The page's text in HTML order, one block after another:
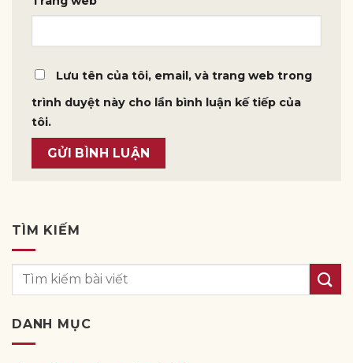
Lưu tên của tôi, email, và trang web trong
trình duyệt này cho lần bình luận kế tiếp của
tôi.
TÌM KIẾM
DANH MỤC